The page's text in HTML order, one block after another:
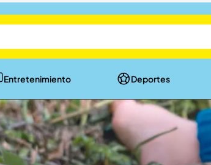
Entretenimiento Deportes